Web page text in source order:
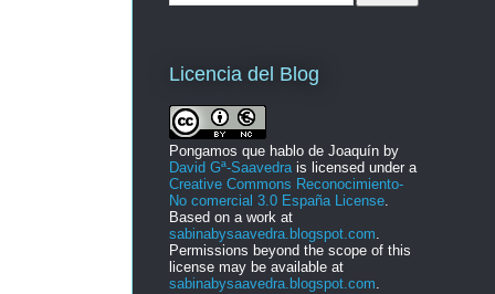
Licencia del Blog
Pongamos que hablo de Joaquín by
David Gª-Saavedrais licensed under a
Creative Commons Reconocimiento-
No comercial 3.0 España License.
Based on a work at
sabinabysaavedra.blogspot.com.
Permissions beyond the scope of this
license may be available at
sabinabysaavedra.blogspot.com.